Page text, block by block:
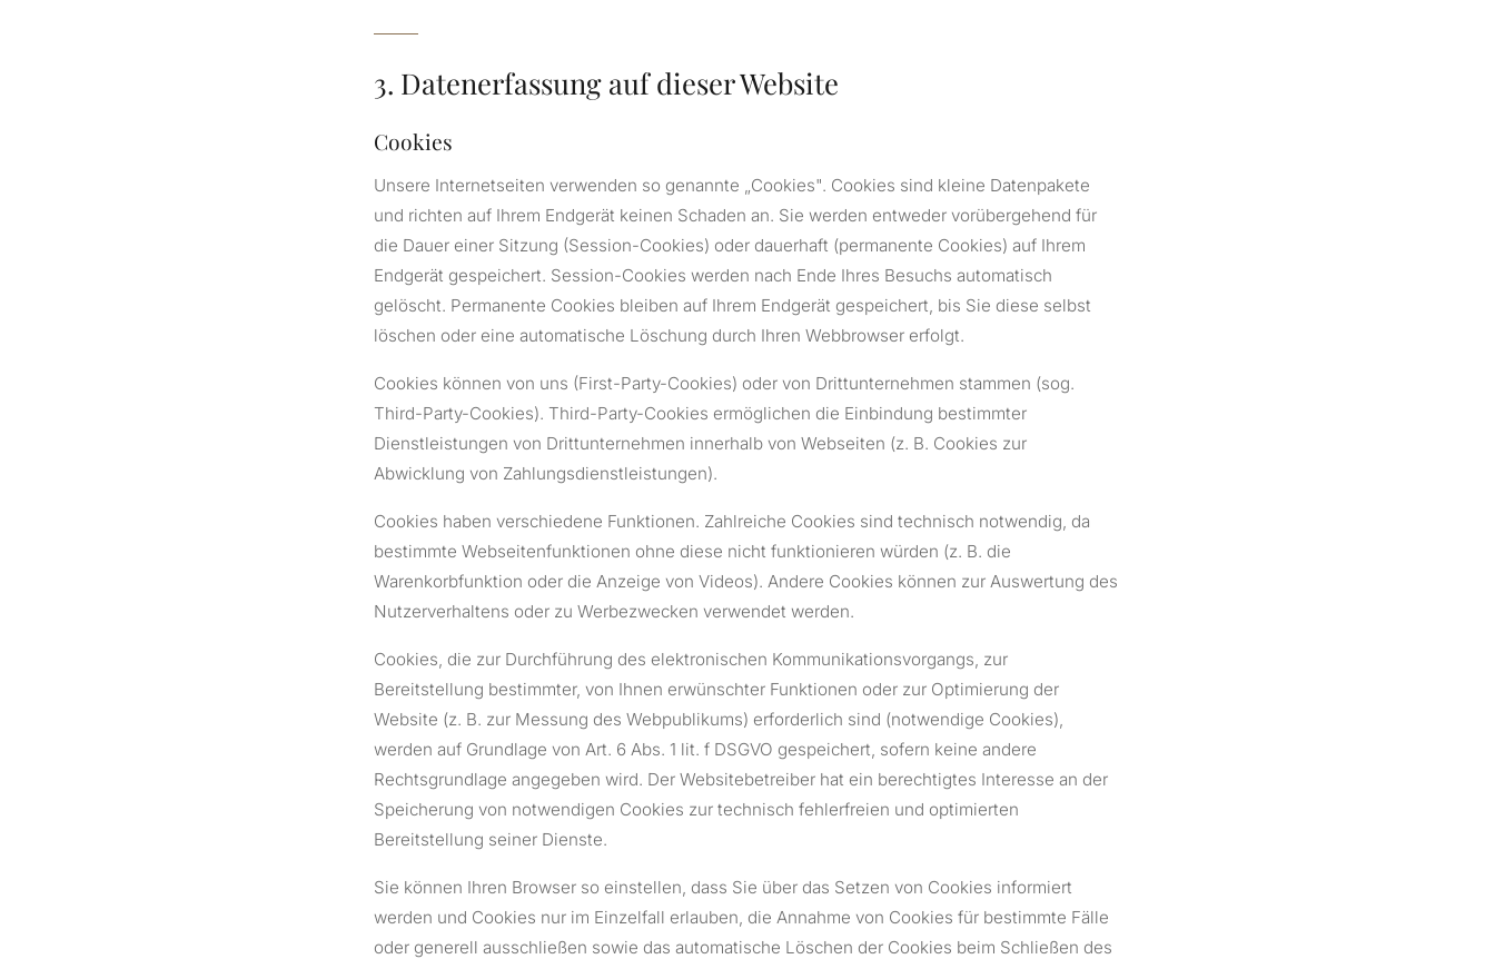
3. Datenerfassung auf dieser Website
Cookies
Unsere Internetseiten verwenden so genannte „Cookies". Cookies sind kleine Datenpakete
und richten auf Ihrem Endgerät keinen Schaden an. Sie werden entweder vorübergehend für
die Dauer einer Sitzung (Session-Cookies) oder dauerhaft (permanente Cookies) auf Ihrem
Endgerät gespeichert. Session-Cookies werden nach Ende Ihres Besuchs automatisch
gelöscht. Permanente Cookies bleiben auf Ihrem Endgerät gespeichert, bis Sie diese selbst
löschen oder eine automatische Löschung durch Ihren Webbrowser erfolgt.
Cookies können von uns (First-Party-Cookies) oder von Drittunternehmen stammen (sog.
Third-Party-Cookies). Third-Party-Cookies ermöglichen die Einbindung bestimmter
Dienstleistungen von Drittunternehmen innerhalb von Webseiten (z. B. Cookies zur
Abwicklung von Zahlungsdienstleistungen).
Cookies haben verschiedene Funktionen. Zahlreiche Cookies sind technisch notwendig, da
bestimmte Webseitenfunktionen ohne diese nicht funktionieren würden (z. B. die
Warenkorbfunktion oder die Anzeige von Videos). Andere Cookies können zur Auswertung des
Nutzerverhaltens oder zu Werbezwecken verwendet werden.
Cookies, die zur Durchführung des elektronischen Kommunikationsvorgangs, zur
Bereitstellung bestimmter, von Ihnen erwünschter Funktionen oder zur Optimierung der
Website (z. B. zur Messung des Webpublikums) erforderlich sind (notwendige Cookies),
werden auf Grundlage von Art. 6 Abs. 1 lit. f DSGVO gespeichert, sofern keine andere
Rechtsgrundlage angegeben wird. Der Websitebetreiber hat ein berechtigtes Interesse an der
Speicherung von notwendigen Cookies zur technisch fehlerfreien und optimierten
Bereitstellung seiner Dienste.
Sie können Ihren Browser so einstellen, dass Sie über das Setzen von Cookies informiert
werden und Cookies nur im Einzelfall erlauben, die Annahme von Cookies für bestimmte Fälle
oder generell ausschließen sowie das automatische Löschen der Cookies beim Schließen des